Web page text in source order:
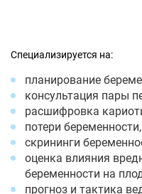
Специализируется на:
планирование
консультация пары
расшифровка
потери
скрининги
оценка влияния
беременности на
прогноз и тактика